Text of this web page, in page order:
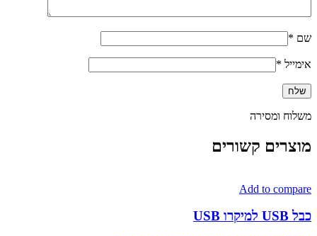
שם *
אימייל *
משלוח ומסירה
מוצרים קשורים
Add to compare
כבל USB למיקרו USB